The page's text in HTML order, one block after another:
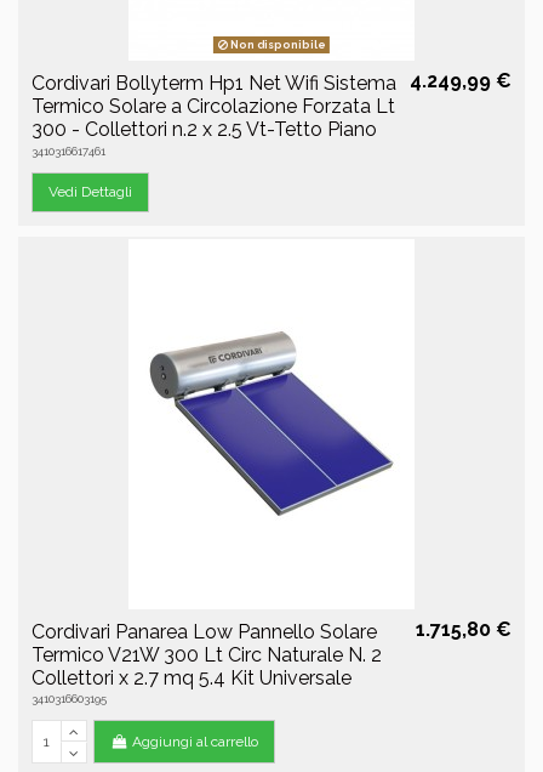
Non disponibile
Cordivari Bollyterm Hp1 Net Wifi Sistema
Termico Solare a Circolazione Forzata Lt
300 - Collettori n.2 x 2.5 Vt-Tetto Piano
3410316617461
4.249,99 €
Vedi Dettagli
Cordivari Panarea Low Pannello Solare
Termico V21W 300 Lt Circ Naturale N. 2
Collettori x 2.7 mq 5.4 Kit Universale
3410316603195
1.715,80 €
Aggiungi al carrello